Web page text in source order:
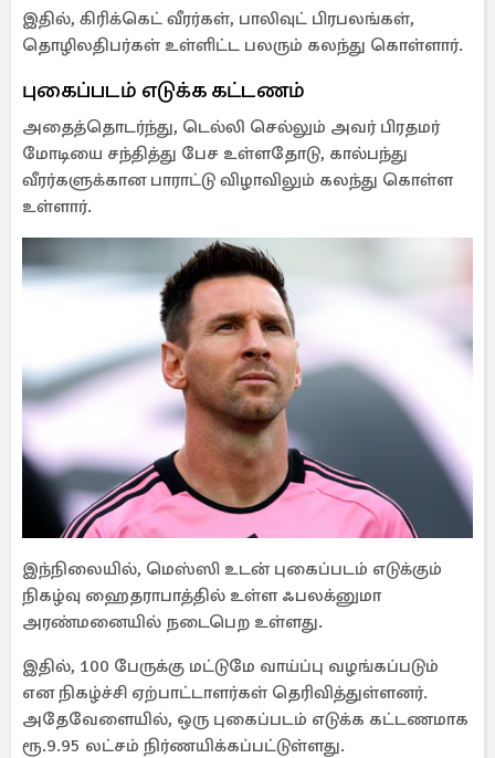
இதில், கிரிக்கெட் வீரர்கள், பாலிவுட் பிரபலங்கள்,
தொழிலதிபர்கள் உள்ளிட்ட பலரும் கலந்து கொள்ளார்.
புகைப்படம் எடுக்க கட்டணம்
அதைத்தொடர்ந்து, டெல்லி செல்லும் அவர் பிரதமர்
மோடியை சந்தித்து பேச உள்ளதோடு, கால்பந்து
வீரர்களுக்கான பாராட்டு விழாவிலும் கலந்து கொள்ள
உள்ளார்.
இந்நிலையில், மெஸ்ஸி உடன் புகைப்படம் எடுக்கும்
நிகழ்வு ஹைதராபாத்தில் உள்ள ஃபலக்னுமா
அரண்மனையில் நடைபெற உள்ளது.
இதில், 100 பேருக்கு மட்டுமே வாய்ப்பு வழங்கப்படும்
என நிகழ்ச்சி ஏற்பாட்டாளர்கள் தெரிவித்துள்ளனர்.
அதேவேளையில், ஒரு புகைப்படம் எடுக்க கட்டணமாக
ரூ.9.95 லட்சம் நிர்ணயிக்கப்பட்டுள்ளது.